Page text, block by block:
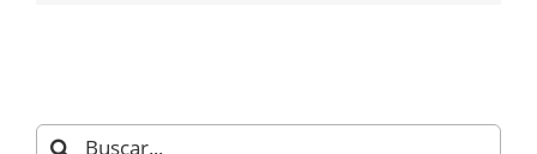
Buscar: